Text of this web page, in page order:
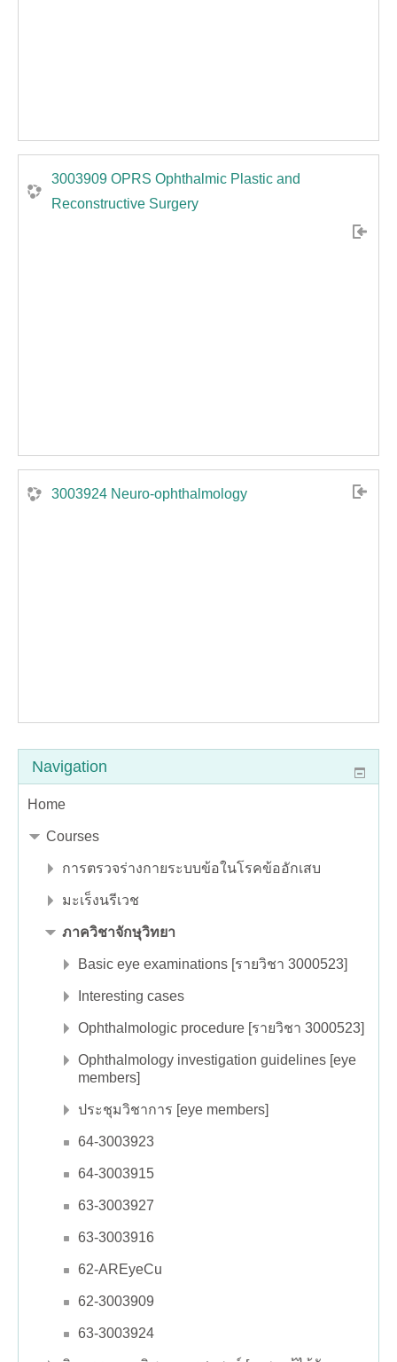
3003909 OPRS Ophthalmic Plastic and
Reconstructive Surgery
3003924 Neuro-ophthalmology
Navigation
Home
Courses
การตรวจร่างกายระบบข้อในโรคข้ออักเสบ
มะเร็งนรีเวช
ภาควิชาจักษุวิทยา
Basic eye examinations [รายวิชา 3000523]
Interesting cases
Ophthalmologic procedure [รายวิชา 3000523]
Ophthalmology investigation guidelines [eye
members]
ประชุมวิชาการ [eye members]
64-3003923
64-3003915
63-3003927
63-3003916
62-AREyeCu
62-3003909
63-3003924